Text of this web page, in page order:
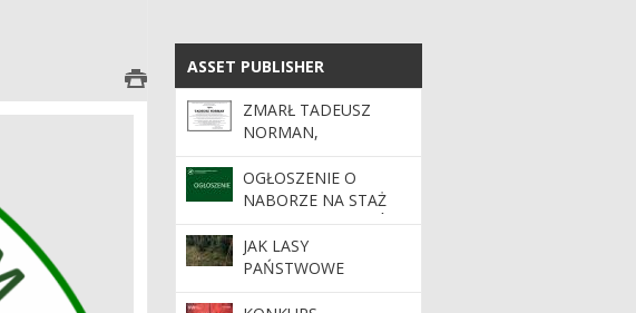
ASSET PUBLISHER
ASSET PUBLISHER
ZMARŁ TADEUSZ
NORMAN,
EMERYTOWANY
DYREKTOR RDLP W
KATOWICACH
OGŁOSZENIE O
NABORZE NA STAŻ
DLA ABSOLWENTÓW
SZKÓŁ ŚREDNICH I
WYŻSZYCH 2026/2027
JAK LASY
PAŃSTWOWE
WSPIERAJĄ FINANSE